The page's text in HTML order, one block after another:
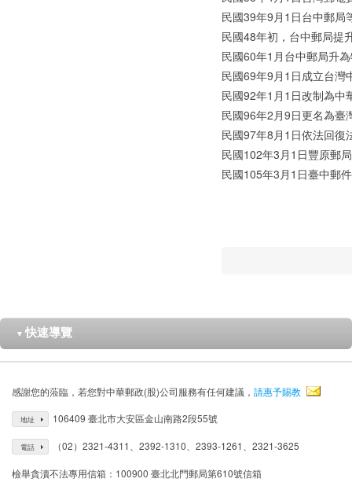
民國39年9月1日台中郵局
民國48年初，台中郵局提
民國60年1月台中郵局升
民國69年9月1日成立台灣
民國92年1月1日改制為中
民國96年2月9日更名為臺
民國97年8月1日依法回復
民國102年3月1日豐原郵
民國105年3月1日臺中郵
▼ 快速導覽
感謝您的蒞臨，若您對中華郵政(股)公司服務有任何建議， 請惠予賜教
地址 106409 臺北市大安區金山南路2段55號
電話 （02）2321-4311、2392-1310、2393-1261、2321-3625
檢舉貪瀆不法專用信箱：100900 臺北北門郵局第610號信箱